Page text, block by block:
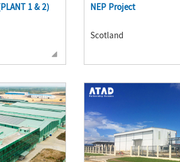
1 & 2)
NEP Project
Scotland